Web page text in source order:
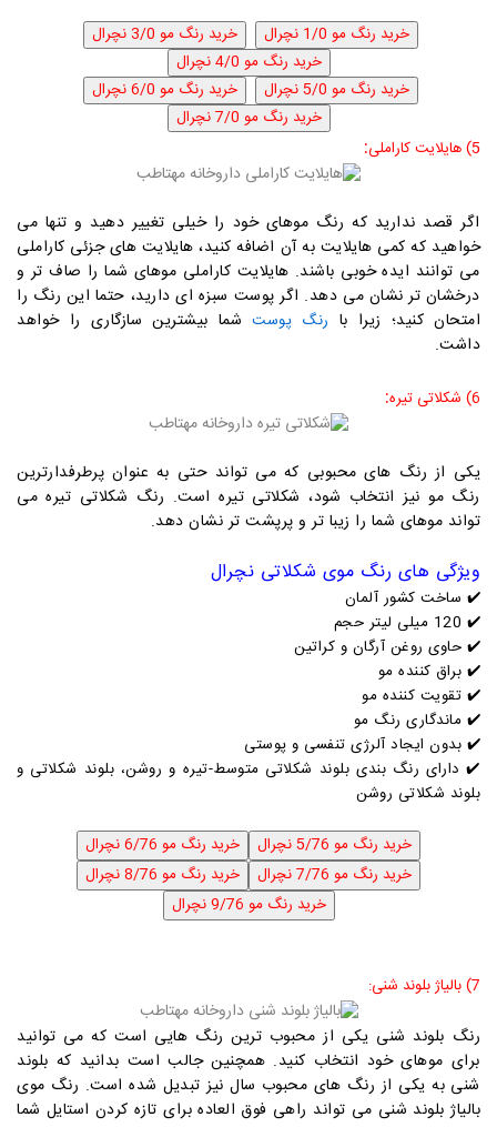
5) هایلایت کاراملی :
اگر قصد ندارید که رنگ موهای خود را خیلی تغییر دهید و تنها می
خواهید که کمی هایلایت به آن اضافه کنید، هایلایت های جزئی کاراملی
می توانند ایده خوبی باشند. هایلایت کاراملی موهای شما را صاف تر و
درخشان تر نشان می دهد. اگر پوست سبزه ای دارید، حتما این رنگ را
امتحان کنید؛ زیرا با رنگ پوست شما بیشترین سازگاری را خواهد
داشت.
6) شکلاتی تیره :
یکی از رنگ های محبوبی که می تواند حتی به عنوان پرطرفدارترین
رنگ مو نیز انتخاب شود، شکلاتی تیره است. رنگ شکلاتی تیره می
تواند موهای شما را زیبا تر و پرپشت‌ تر نشان دهد.
ویژگی های رنگ موی شکلاتی نچرال
✔️ ساخت کشور آلمان
✔️ 120 میلی لیتر حجم
✔️ حاوی روغن آرگان و کراتین
✔️ براق کننده مو
✔️ تقویت کننده مو
✔️ ماندگاری رنگ مو
✔️ بدون ایجاد آلرژی تنفسی و پوستی
✔️ دارای رنگ بندی بلوند شکلاتی متوسط-تیره و روشن، بلوند شکلاتی و
بلوند شکلاتی روشن
7) بالیاژ بلوند شنی:
رنگ بلوند شنی یکی از محبوب ترین رنگ هایی است که می توانید
برای موهای خود انتخاب کنید. همچنین جالب است بدانید که بلوند
شنی به یکی از رنگ های محبوب سال نیز تبدیل شده است. رنگ موی
بالیاژ بلوند شنی می تواند راهی فوق العاده برای تازه کردن استایل شما